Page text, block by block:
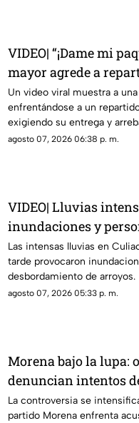
VIDEO| “¡Dame mi
mayor agrede a
celular
Un video viral muestra a
enfrentándose a un
exigiendo su entrega y
agosto 07, 2026 06:38 p. m.
VIDEO| Lluvias
inundaciones y
Las intensas lluvias en
tarde provocaron
desbordamiento de arroyos.
agosto 07, 2026 05:33 p. m.
Morena bajo la lupa:
denuncian intentos
políticos y crimen
La controversia se
partido Morena enfrenta